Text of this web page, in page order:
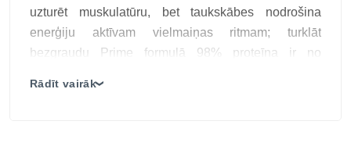
uzturēt muskulatūru, bet taukskābes nodrošina
enerģiju aktīvam vielmaiņas ritmam; turklāt
bezgraudu Prime formulā 98% proteīna ir no
Rādīt vairāk❯